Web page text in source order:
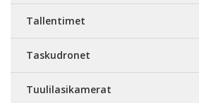
Tallentimet
Taskudronet
Tuulilasikamerat